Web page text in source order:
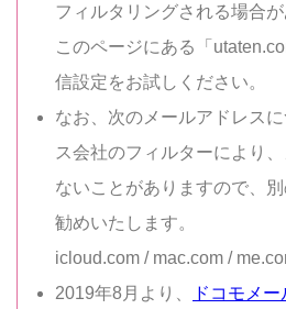
フィルタリングされる場合
このページにある「
信設定をお試しください。
なお、次のメールアドレス
ス会社のフィルターにより
ないことがありますので、
勧めいたします。
icloud.com / mac.com /
2019年8月より、
ドコモメ